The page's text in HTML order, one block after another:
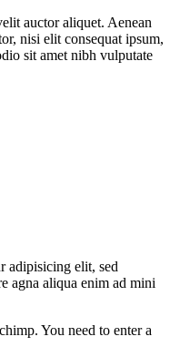
auctor aliquet. Aenean
nisi elit consequat ipsum,
sit amet nibh vulputate
adipisicing elit, sed
agna aliqua enim ad mini
You need to enter a